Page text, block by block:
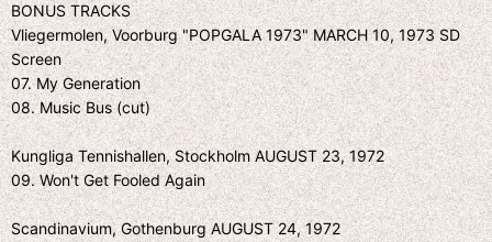
BONUS TRACKS
Vliegermolen, Voorburg "POPGALA 1973" MARCH 10, 1973 SD
Screen
07. My Generation
08. Music Bus (cut)
Kungliga Tennishallen, Stockholm AUGUST 23, 1972
09. Won't Get Fooled Again
Scandinavium, Gothenburg AUGUST 24, 1972